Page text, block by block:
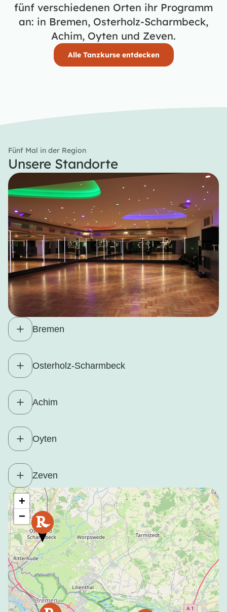
fünf verschiedenen Orten ihr Programm
an: in Bremen, Osterholz-Scharmbeck,
Achim, Oyten und Zeven.
Alle Tanzkurse entdecken
Fünf Mal in der Region
Unsere Standorte
Bremen
Osterholz-Scharmbeck
Achim
Oyten
Zeven
+
−